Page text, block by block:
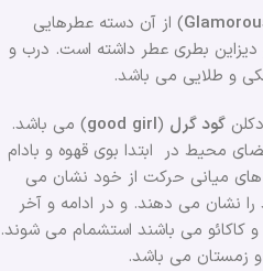
) از آن دسته عطرهایی
بطری عطر داشته است. درب و
و طلایی می باشد.
گود گرل (
good girl
) می باشد.
محیط در ابتدا بوی قهوه و بادام
میانی حرکت از خود نشان می
نشان می دهند. و در ادامه و آخر
و کاکائو می باشند استشمام می شوند.
زمستان می باشد.